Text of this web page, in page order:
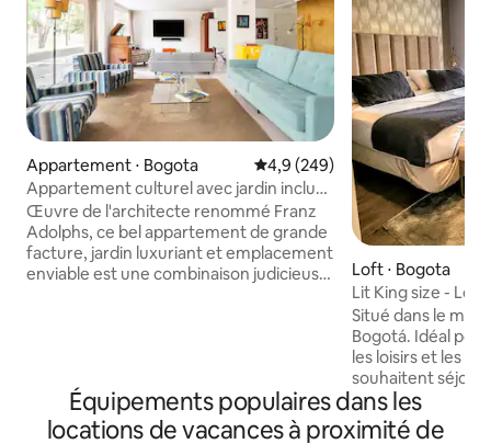
Appartement ⋅ Bogota Évaluation moyenne sur la
4,9 (249)
Appartement culturel avec jardin inclus
dans le meilleur quartier de Bogotá
Œuvre de l'architecte renommé Franz
Adolphs, ce bel appartement de grande
facture, jardin luxuriant et emplacement
enviable est une combinaison judicieuse
cuisine est fourni pour 50 000 pesos par
jour. L'appartement est à 5 minutes à
Loft ⋅ Bogota
Lit King size -
Situé dans le
Bogotá. Idéal
les loisirs et les
souhaitent
Vous serez à
trois principaux
Équipements populaires dans les
locations de vacances à proximité de